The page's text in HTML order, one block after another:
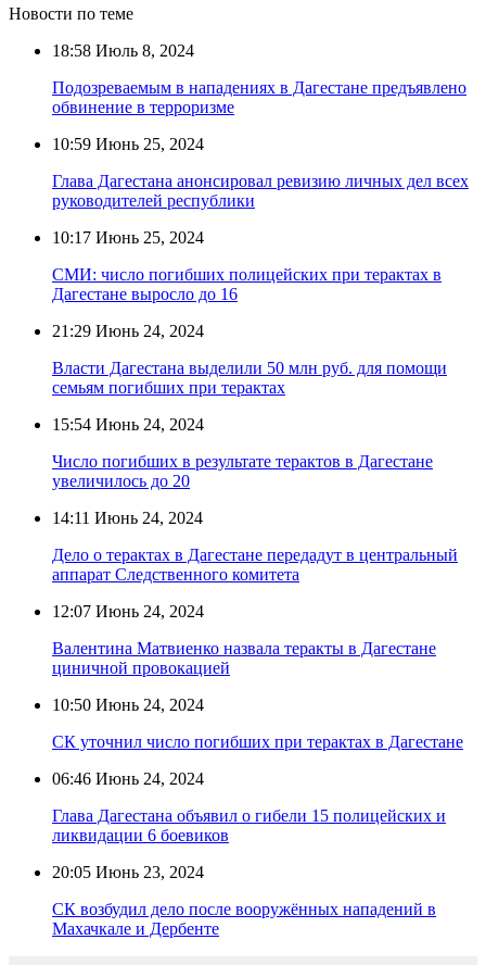
Новости по теме
18:58 Июль 8, 2024
Подозреваемым в нападениях в Дагестане предъявлено
обвинение в терроризме
10:59 Июнь 25, 2024
Глава Дагестана анонсировал ревизию личных дел всех
руководителей республики
10:17 Июнь 25, 2024
СМИ: число погибших полицейских при терактах в
Дагестане выросло до 16
21:29 Июнь 24, 2024
Власти Дагестана выделили 50 млн руб. для помощи
семьям погибших при терактах
15:54 Июнь 24, 2024
Число погибших в результате терактов в Дагестане
увеличилось до 20
14:11 Июнь 24, 2024
Дело о терактах в Дагестане передадут в центральный
аппарат Следственного комитета
12:07 Июнь 24, 2024
Валентина Матвиенко назвала теракты в Дагестане
циничной провокацией
10:50 Июнь 24, 2024
СК уточнил число погибших при терактах в Дагестане
06:46 Июнь 24, 2024
Глава Дагестана объявил о гибели 15 полицейских и
ликвидации 6 боевиков
20:05 Июнь 23, 2024
СК возбудил дело после вооружённых нападений в
Махачкале и Дербенте